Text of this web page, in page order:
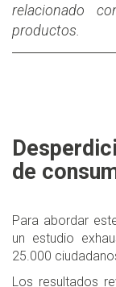
relacionado
productos.
de
Para abordar
un estudio
25.000
Los resultados